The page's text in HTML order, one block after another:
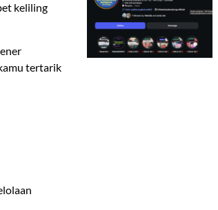
keliling
tertarik